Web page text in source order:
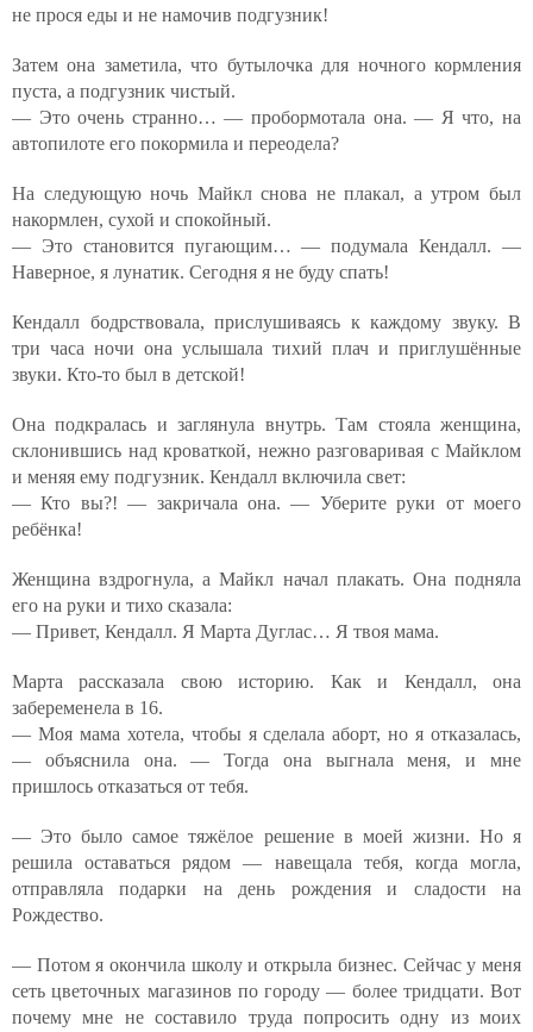
не прося еды и не намочив подгузник!
Затем она заметила, что бутылочка для ночного кормления
пуста, а подгузник чистый.
— Это очень странно… — пробормотала она. — Я что, на
автопилоте его покормила и переодела?
На следующую ночь Майкл снова не плакал, а утром был
накормлен, сухой и спокойный.
— Это становится пугающим… — подумала Кендалл. —
Наверное, я лунатик. Сегодня я не буду спать!
Кендалл бодрствовала, прислушиваясь к каждому звуку. В
три часа ночи она услышала тихий плач и приглушённые
звуки. Кто-то был в детской!
Она подкралась и заглянула внутрь. Там стояла женщина,
склонившись над кроваткой, нежно разговаривая с Майклом
и меняя ему подгузник. Кендалл включила свет:
— Кто вы?! — закричала она. — Уберите руки от моего
ребёнка!
Женщина вздрогнула, а Майкл начал плакать. Она подняла
его на руки и тихо сказала:
— Привет, Кендалл. Я Марта Дуглас… Я твоя мама.
Марта рассказала свою историю. Как и Кендалл, она
забеременела в 16.
— Моя мама хотела, чтобы я сделала аборт, но я отказалась,
— объяснила она. — Тогда она выгнала меня, и мне
пришлось отказаться от тебя.
— Это было самое тяжёлое решение в моей жизни. Но я
решила оставаться рядом — навещала тебя, когда могла,
отправляла подарки на день рождения и сладости на
Рождество.
— Потом я окончила школу и открыла бизнес. Сейчас у меня
сеть цветочных магазинов по городу — более тридцати. Вот
почему мне не составило труда попросить одну из моих